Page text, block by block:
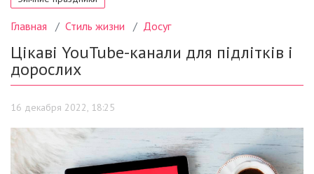
Главная Стиль жизни Досуг
Цікаві YouTube-канали для підлітків і
дорослих
16 декабря 2022, 18:25